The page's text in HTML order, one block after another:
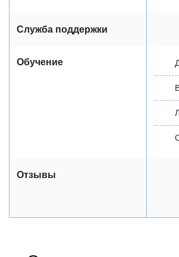
Служба поддержки
Обучение
Отзывы